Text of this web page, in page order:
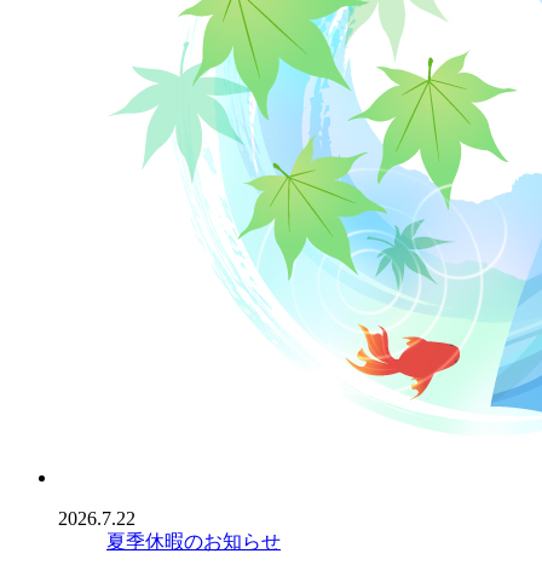
2026.7.22
夏季休暇のお知らせ